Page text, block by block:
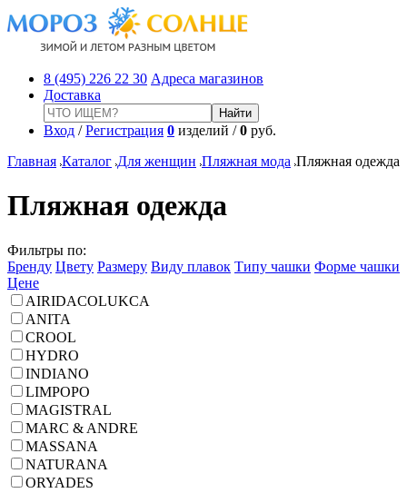
8 (495) 226 22 30 Адреса магазинов
Доставка
Вход /Регистрация 0 изделий /0 руб.
Главная Каталог Для женщин Пляжная мода Пляжная одежда
Пляжная одежда
Фильтры по:
Бренду Цвету Размеру Виду плавок Типу чашки Форме чашки
Цене
AIRIDACOLUKCA
ANITA
CROOL
HYDRO
INDIANO
LIMPOPO
MAGISTRAL
MARC & ANDRE
MASSANA
NATURANA
ORYADES